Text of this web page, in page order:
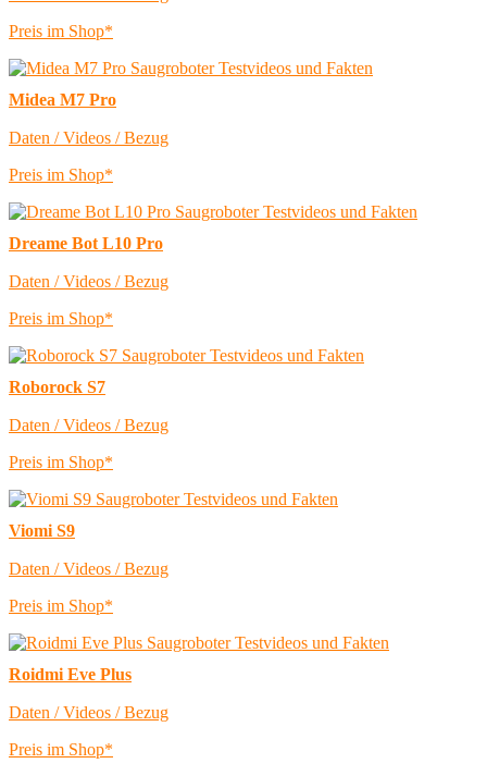
Preis im Shop*
Midea M7 Pro
Daten / Videos / Bezug
Preis im Shop*
Dreame Bot L10 Pro
Daten / Videos / Bezug
Preis im Shop*
Roborock S7
Daten / Videos / Bezug
Preis im Shop*
Viomi S9
Daten / Videos / Bezug
Preis im Shop*
Roidmi Eve Plus
Daten / Videos / Bezug
Preis im Shop*